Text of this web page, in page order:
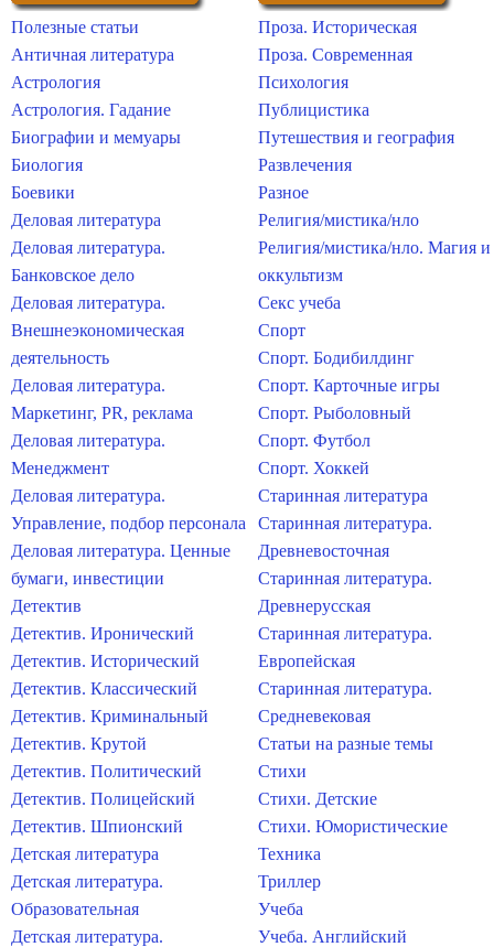
Полезные статьи
Античная литература
Астрология
Астрология. Гадание
Биографии и мемуары
Биология
Боевики
Деловая литература
Деловая литература.
Банковское дело
Деловая литература.
Внешнеэкономическая
деятельность
Деловая литература.
Маркетинг, PR, реклама
Деловая литература.
Менеджмент
Деловая литература.
Управление, подбор персонала
Деловая литература. Ценные
бумаги, инвестиции
Детектив
Детектив. Иронический
Детектив. Исторический
Детектив. Классический
Детектив. Криминальный
Детектив. Крутой
Детектив. Политический
Детектив. Полицейский
Детектив. Шпионский
Детская литература
Детская литература.
Образовательная
Детская литература.
Проза. Историческая
Проза. Современная
Психология
Публицистика
Путешествия и география
Развлечения
Разное
Религия/мистика/нло
Религия/мистика/нло. Магия и
оккультизм
Секс учеба
Спорт
Спорт. Бодибилдинг
Спорт. Карточные игры
Спорт. Рыболовный
Спорт. Футбол
Спорт. Хоккей
Старинная литература
Старинная литература.
Древневосточная
Старинная литература.
Древнерусская
Старинная литература.
Европейская
Старинная литература.
Средневековая
Статьи на разные темы
Стихи
Стихи. Детские
Стихи. Юмористические
Техника
Триллер
Учеба
Учеба. Английский